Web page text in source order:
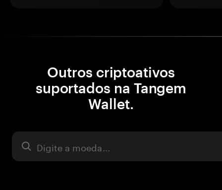
Outros criptoativos
suportados na Tangem
Wallet.
Ativo